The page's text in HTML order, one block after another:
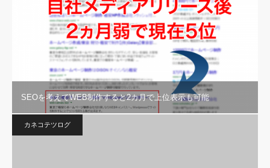
SEOを考えてWEB制作すると2カ月で上位表示も可能
カネコテツログ